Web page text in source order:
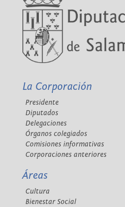
La Corporación
Presidente
Diputados
Delegaciones
Órganos colegiados
Comisiones informativas
Corporaciones anteriores
Áreas
Cultura
Bienestar Social